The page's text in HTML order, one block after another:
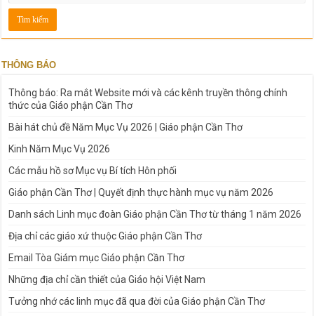
THÔNG BÁO
Thông báo: Ra mắt Website mới và các kênh truyền thông chính
thức của Giáo phận Cần Thơ
Bài hát chủ đề Năm Mục Vụ 2026 | Giáo phận Cần Thơ
Kinh Năm Mục Vụ 2026
Các mẫu hồ sơ Mục vụ Bí tích Hôn phối
Giáo phận Cần Thơ | Quyết định thực hành mục vụ năm 2026
Danh sách Linh mục đoàn Giáo phận Cần Thơ từ tháng 1 năm 2026
Địa chỉ các giáo xứ thuộc Giáo phận Cần Thơ
Email Tòa Giám mục Giáo phận Cần Thơ
Những địa chỉ cần thiết của Giáo hội Việt Nam
Tưởng nhớ các linh mục đã qua đời của Giáo phận Cần Thơ